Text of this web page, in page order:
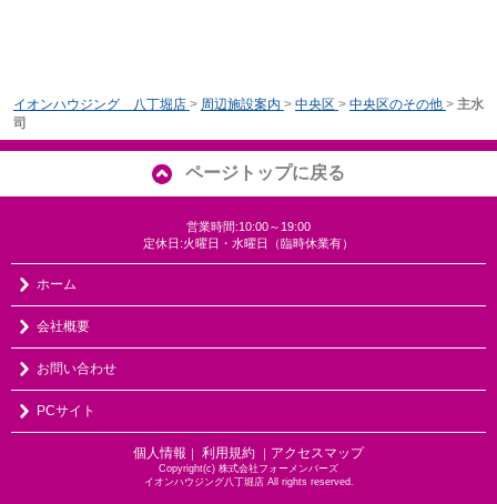
イオンハウジング 八丁堀店 > 周辺施設案内 > 中央区 > 中央区のその他 > 主水
司
ページトップに戻る
営業時間:10:00～19:00
定休日:火曜日・水曜日（臨時休業有）
ホーム
会社概要
お問い合わせ
PCサイト
個人情報 ｜ 利用規約 ｜ アクセスマップ
Copyright(c) 株式会社フォーメンバーズ
イオンハウジング八丁堀店 All rights reserved.